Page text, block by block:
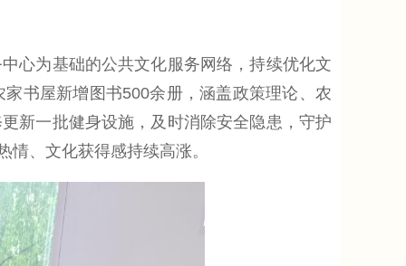
心为基础的公共文化服务网络，持续优化文
书屋新增图书500余册，涵盖政策理论、农
新一批健身设施，及时消除安全隐患，守护
、文化获得感持续高涨。